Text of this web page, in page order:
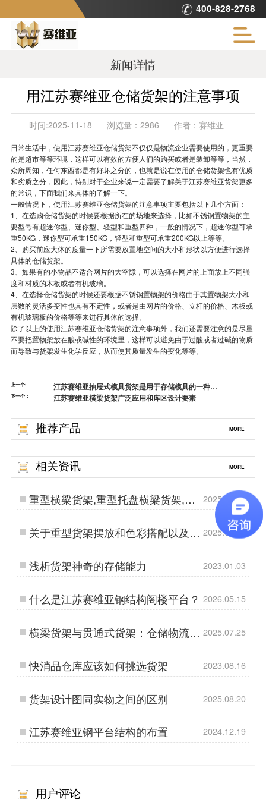
400-828-2768
新闻详情
用江苏赛维亚仓储货架的注意事项
时间:2025-11-18 浏览量： 2986 作者： 赛维亚
日常生活中，使用江苏赛维亚仓储货架不仅仅是物流企业需要使用的，更重要
的是超市等等环境，这样可以有效的方便人们的购买或者是装卸等等，当然，
众所周知，任何东西都是有好坏之分的，也就是说在使用的仓储货架也有优质
和劣质之分，因此，特别对于企业来说一定需要了解关于江苏赛维亚货架更多
的常识，下面我们来具体的了解一下。
一般情况下，使用江苏赛维亚仓储货架的注意事项主要包括以下几个方面：
1、在选购仓储货架的时候要根据所在的场地来选择，比如不锈钢置物架的主
要型号有超迷你型、迷你型、轻型和重型四种，一般的情况下，超迷你型可承
重50KG，迷你型可承重150KG，轻型和重型可承重200KG以上等等。
2、购买前应大体的度量一下所需要放置地空间的大小和形状以方便进行选择
具体的仓储货架。
3、如果有的小物品不适合网片的大空隙，可以选择在网片的上面放上不同强
度和材质的木板或者有机玻璃。
4、在选择仓储货架的时候还要根据不锈钢置物架的价格由于其置物架大小和
层数的灵活多变性也具有不定性，或者是由网片的价格、立杆的价格、木板或
有机玻璃板的价格等等来进行具体的选择。
除了以上的使用江苏赛维亚仓储货架的注意事项外，我们还需要注意的是尽量
不要把置物架放在酸或碱性的环境里，这样可以避免由于过酸或者过碱的物质
而导致与货架发生化学反应，从而使其质量发生的变化等等。
上一个:
江苏赛维亚抽屉式模具货架是用于存储模具的一种仓
库货架
下一个： 江苏赛维亚横梁货架广泛应用和库区设计要素
推荐产品 MORE
相关资讯 MORE
重型横梁货架,重型托盘横梁货架,重
型货架
2025.09.19
关于重型货架摆放和色彩搭配以及灯
光设计问题的阐述
2025.05.28
浅析货架神奇的存储能力 2023.01.03
什么是江苏赛维亚钢结构阁楼平台？ 2026.05.15
横梁货架与贯通式货架：仓储物流的
差异化选择
2025.07.25
快消品仓库应该如何挑选货架 2023.08.16
货架设计图同实物之间的区别 2025.08.20
江苏赛维亚钢平台结构的布置 2024.12.19
用户评论